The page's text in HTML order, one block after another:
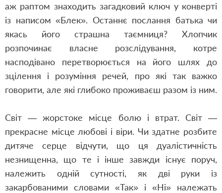
аж раптом знаходить загадковий ключ у конверті
із написом «Блек». Останнє послання батька чи
якась його страшна таємниця? Хлопчик
розпочинає власне розслідування, котре
насподівано перетворюється на його шлях до
зцілення і розуміння речей, про які так важко
говорити, але які глибоко проживаєш разом із ним.
Світ — жорстоке місце болю і втрат. Світ —
прекрасне місце любові і віри. Чи здатне розбите
дитяче серце відчути, що ця дуалістичність
незнищенна, що те і інше завжди існує поруч,
належить одній сутності, як дві руки із
закарбованими словами «Так» і «Ні» належать